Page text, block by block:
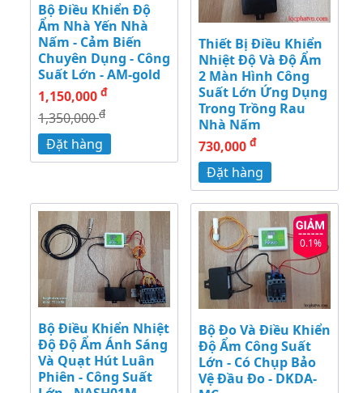
Bộ Điều Khiển Độ
Ẩm Nhà Yến Nhà
Nấm - Cảm Biến
Chuyên Dụng - Công
Suất Lớn - AM-gold
1,150,000 đ
1,350,000đ
Đặt hàng
Thiết Bị Điều Khiển
Nhiệt Độ Và Độ Ẩm
2 Màn Hình Công
Suất Lớn Ứng Dụng
Trong Trồng Rau
Nhà Nấm
730,000 đ
Đặt hàng
Bộ Điều Khiển Nhiệt
Độ Độ Ẩm Ánh Sáng
Và Quạt Hút Luân
Phiên - Công Suất
0.1%
Bộ Đo Và Điều Khiển
Độ Ẩm Công Suất
Lớn - Có Chụp Bảo
Vệ Đầu Đo - DKDA-